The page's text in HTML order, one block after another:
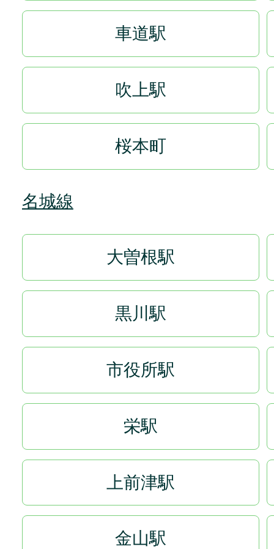
車道駅
吹上駅
桜本町
名城線
大曽根駅
黒川駅
市役所駅
栄駅
上前津駅
金山駅